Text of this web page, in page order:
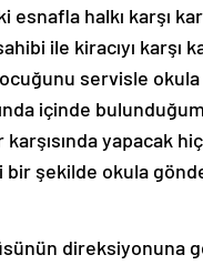
esnafla halkı karşı
ile kiracıyı karşı
servisle
içinde
yapacak
bir şekilde okula
direksiyonuna